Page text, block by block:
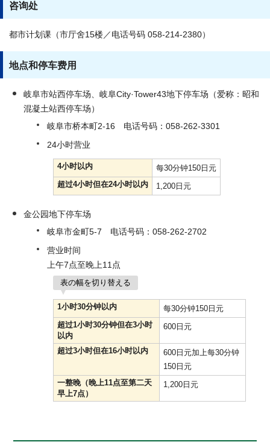
咨询处
都市计划课（市厅舍15楼／电话号码 058-214-2380）
地点和停车费用
岐阜市站西停车场、岐阜City·Tower43地下停车场（爱称：昭和
混凝土站西停车场）
岐阜市桥本町2-16 电话号码：058-262-3301
24小时营业
4小时以内
每30分钟150日元
超过4小时但在24小时以内
1,200日元
金公园地下停车场
岐阜市金町5-7 电话号码：058-262-2702
营业时间
上午7点至晚上11点
表の幅を切り替える
1小时30分钟以内
每30分钟150日元
超过1小时30分钟但在3小时
以内
600日元
超过3小时但在16小时以内
600日元加上每30分钟
150日元
一整晚（晚上11点至第二天
早上7点）
1,200日元